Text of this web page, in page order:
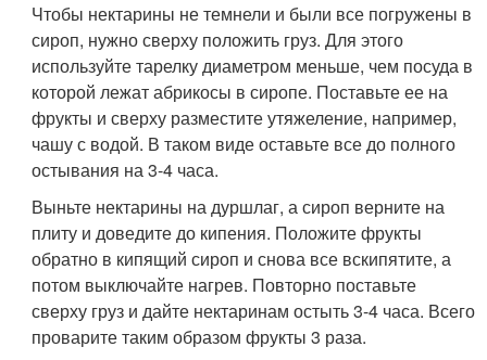
Чтобы нектарины не темнели и были все погружены в
сироп, нужно сверху положить груз. Для этого
используйте тарелку диаметром меньше, чем посуда в
которой лежат абрикосы в сиропе. Поставьте ее на
фрукты и сверху разместите утяжеление, например,
чашу с водой. В таком виде оставьте все до полного
остывания на 3-4 часа.
Выньте нектарины на дуршлаг, а сироп верните на
плиту и доведите до кипения. Положите фрукты
обратно в кипящий сироп и снова все вскипятите, а
потом выключайте нагрев. Повторно поставьте
сверху груз и дайте нектаринам остыть 3-4 часа. Всего
проварите таким образом фрукты 3 раза.